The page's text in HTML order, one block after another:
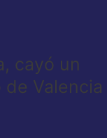
cayó un
Valencia